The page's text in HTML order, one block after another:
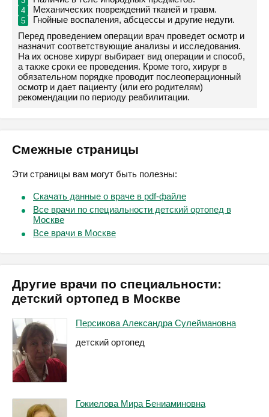
Механических повреждений тканей и травм.
Гнойные воспаления, абсцессы и другие недуги.
Перед проведением операции врач проведет осмотр и
назначит соответствующие анализы и исследования.
На их основе хирург выбирает вид операции и способ,
а также сроки ее проведения. Кроме того, хирург в
обязательном порядке проводит послеоперационный
осмотр и дает пациенту (или его родителям)
рекомендации по периоду реабилитации.
Смежные страницы
Эти страницы вам могут быть полезны:
Скачать данные о враче в pdf-файле
Все врачи по специальности детский ортопед в
Москве
Все врачи в Москве
Другие врачи по специальности:
детский ортопед в Москве
Персикова Александра Сулеймановна
детский ортопед
Гокиелова Мира Бениаминовна